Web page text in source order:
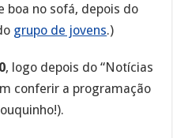
boa no sofá, depois do
grupo de jovens.)
, logo depois do “Notícias
conferir a programação